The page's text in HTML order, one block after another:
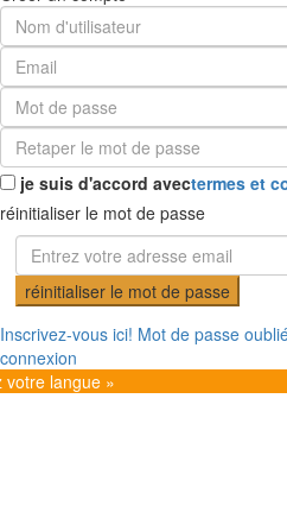
je suis d'accord avectermes et
réinitialiser le mot de passe
réinitialiser le mot de passe
Inscrivez-vous ici! Mot de passe
connexion
votre langue »